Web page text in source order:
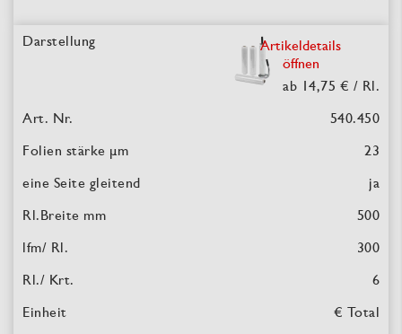
Artikeldetails
öffnen
ab 14,75 € / Rl.
540.450
23
ja
500
300
6
€ Total